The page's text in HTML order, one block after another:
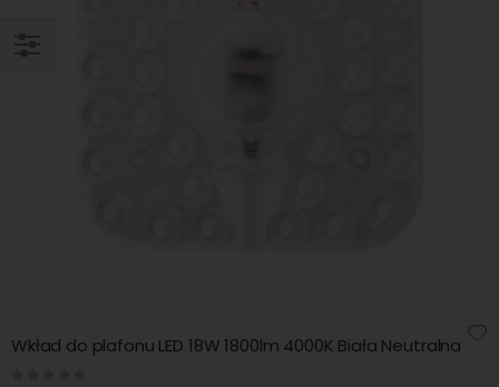
Wkład do plafonu LED 18W 1800lm 4000K Biała Neutralna